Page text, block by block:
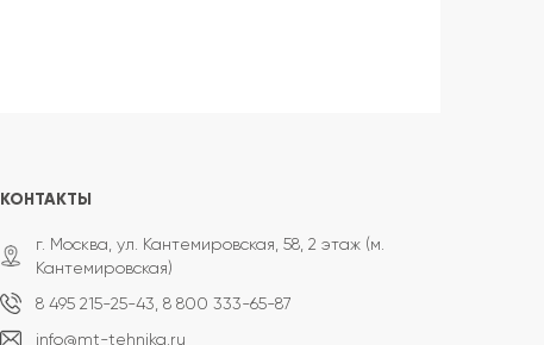
КОНТАКТЫ
г. Москва, ул. Кантемировская, 58, 2 этаж (м.
Кантемировская)
8 495 215-25-43, 8 800 333-65-87
info@mt-tehnika.ru